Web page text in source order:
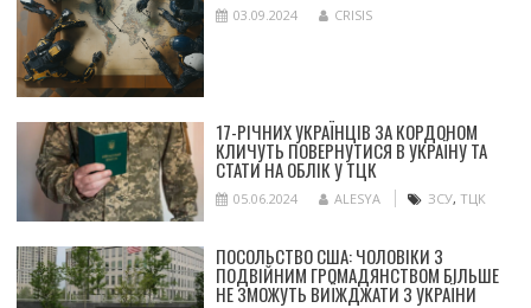
03.09.2024 CRISIS
17-РІЧНИХ УКРАЇНЦІВ ЗА КОРДОНОМ
КЛИЧУТЬ ПОВЕРНУТИСЯ В УКРАЇНУ ТА
СТАТИ НА ОБЛІК У ТЦК
05.06.2024 ALESYA ЗСУ, ТЦК
ПОСОЛЬСТВО США: ЧОЛОВІКИ З
ПОДВІЙНИМ ГРОМАДЯНСТВОМ БІЛЬШЕ
НЕ ЗМОЖУТЬ ВИЇЖДЖАТИ З УКРАЇНИ